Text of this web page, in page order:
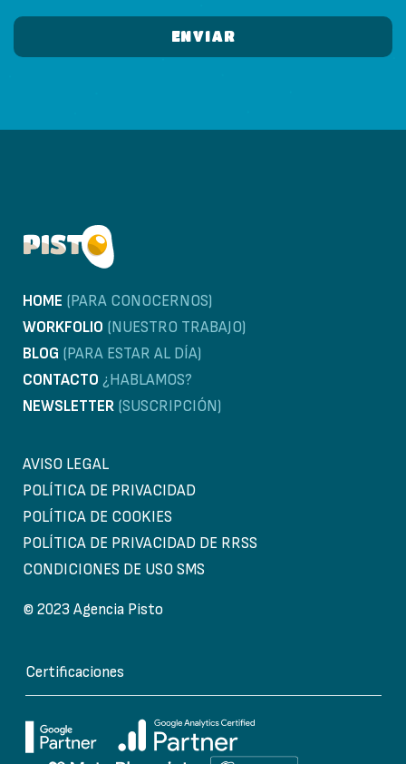
HOME (PARA CONOCERNOS)
WORKFOLIO (NUESTRO TRABAJO)
BLOG (PARA ESTAR AL DÍA)
CONTACTO ¿HABLAMOS?
NEWSLETTER (SUSCRIPCIÓN)
AVISO LEGAL
POLÍTICA DE PRIVACIDAD
POLÍTICA DE COOKIES
POLÍTICA DE PRIVACIDAD DE RRSS
CONDICIONES DE USO SMS
© 2023 Agencia Pisto
Certificaciones